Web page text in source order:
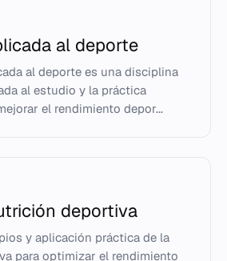
al deporte
al deporte es una disciplina
al estudio y la práctica
el rendimiento depor...
deportiva
y aplicación práctica de la
para optimizar el rendimiento